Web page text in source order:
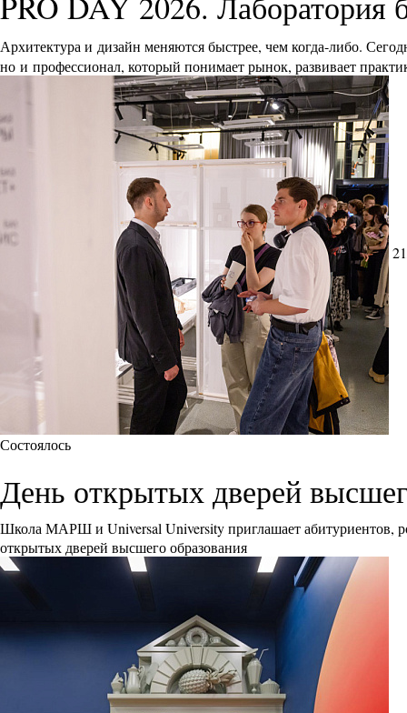
Архитектура и дизайн меняются быстрее, чем когда-либо.
но и профессионал, который понимает рынок, развивает
Состоялось
День открытых дверей
Школа МАРШ и Universal University приглашает абитуриентов,
открытых дверей высшего образования